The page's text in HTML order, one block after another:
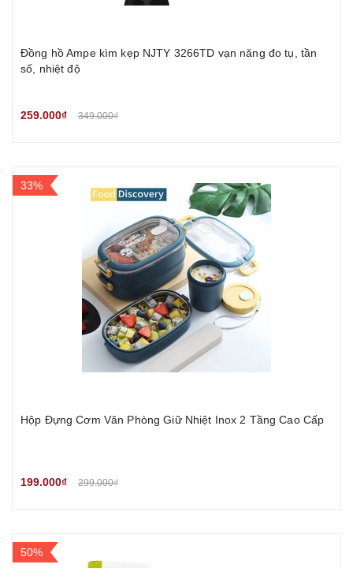
Đồng hồ Ampe kìm kẹp NJTY 3266TD vạn năng đo tụ, tần
số, nhiệt độ
259.000₫ 349.000₫
33%
Hộp Đựng Cơm Văn Phòng Giữ Nhiệt Inox 2 Tầng Cao Cấp
199.000₫ 299.000₫
50%